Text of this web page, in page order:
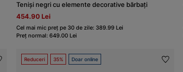
Teniși negri cu elemente decorative bărbați
454.90 Lei
Cel mai mic preț pe 30 de zile: 389.99 Lei
Preț normal: 649.00 Lei
Reduceri 35% Doar online